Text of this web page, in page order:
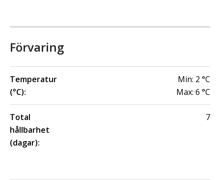
Förvaring
Temperatur
(°C):
Min: 2 °C
Max: 6 °C
Total
hållbarhet
(dagar):
7